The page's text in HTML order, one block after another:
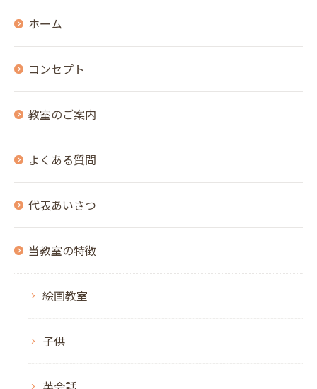
ホーム
コンセプト
教室のご案内
よくある質問
代表あいさつ
当教室の特徴
絵画教室
子供